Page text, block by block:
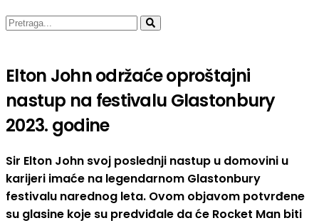
Elton John održaće oproštajni
nastup na festivalu Glastonbury
2023. godine
Sir Elton John svoj poslednji nastup u domovini u
karijeri imaće na legendarnom Glastonbury
festivalu narednog leta. Ovom objavom potvrđene
su glasine koje su predviđale da će Rocket Man biti